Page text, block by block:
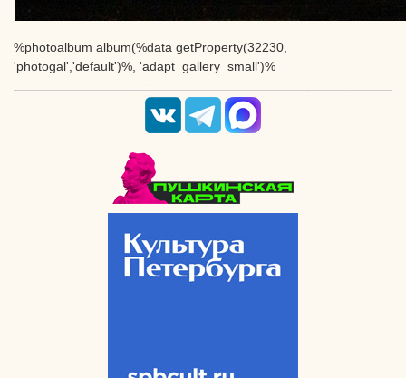
%photoalbum album(%data getProperty(32230,
'photogal','default')%, 'adapt_gallery_small')%